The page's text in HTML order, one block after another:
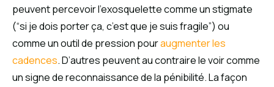
peuvent percevoir l’exosquelette comme un stigmate
(“si je dois porter ça, c’est que je suis fragile”) ou
comme un outil de pression pouraugmenter les
cadences. D’autres peuvent au contraire le voir comme
un signe de reconnaissance de la pénibilité. La façon